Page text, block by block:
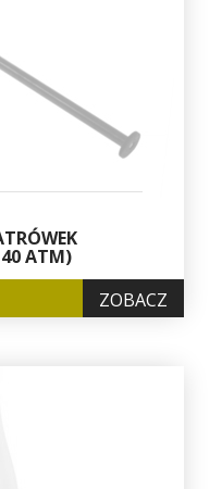
ATM)
ZOBACZ